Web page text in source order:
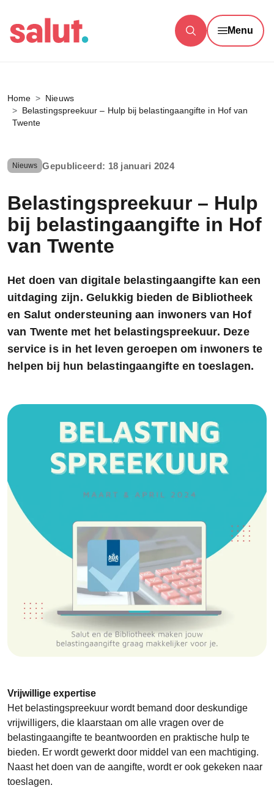
Menu
Home
Nieuws
Belastingspreekuur – Hulp bij belastingaangifte in Hof van
Twente
Nieuws Gepubliceerd: 18 januari 2024
Belastingspreekuur – Hulp
bij belastingaangifte in Hof
van Twente
Het doen van digitale belastingaangifte kan een
uitdaging zijn. Gelukkig bieden de Bibliotheek
en Salut ondersteuning aan inwoners van Hof
van Twente met het belastingspreekuur. Deze
service is in het leven geroepen om inwoners te
helpen bij hun belastingaangifte en toeslagen.
Vrijwillige expertise
Het belastingspreekuur wordt bemand door deskundige
vrijwilligers, die klaarstaan om alle vragen over de
belastingaangifte te beantwoorden en praktische hulp te
bieden. Er wordt gewerkt door middel van een machtiging.
Naast het doen van de aangifte, wordt er ook gekeken naar
toeslagen.